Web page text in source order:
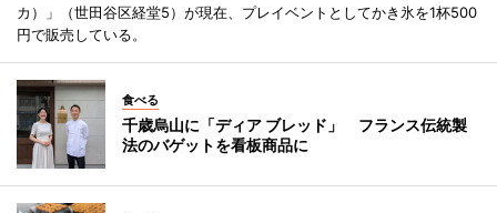
カ）」（世田谷区経堂5）が現在、プレイベントとしてかき氷を1杯500
円で販売している。
食べる
千歳烏山に「ディア ブレッド」 フランス伝統製
法のバゲットを看板商品に